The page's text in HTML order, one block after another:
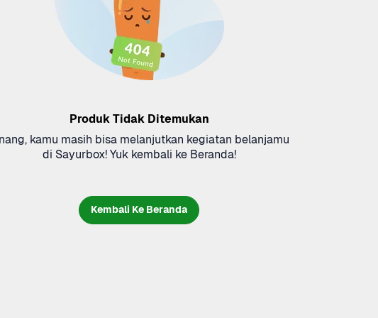
Produk Tidak Ditemukan
kamu masih bisa melanjutkan kegiatan belanjamu
di Sayurbox! Yuk kembali ke Beranda!
Kembali Ke Beranda